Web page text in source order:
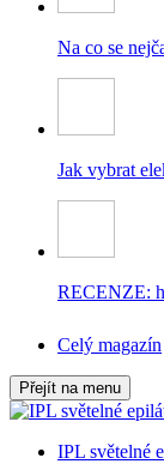
Na co se
Jak vybrat
RECENZE:
Celý magazín
Přejít na menu
IPL světelné